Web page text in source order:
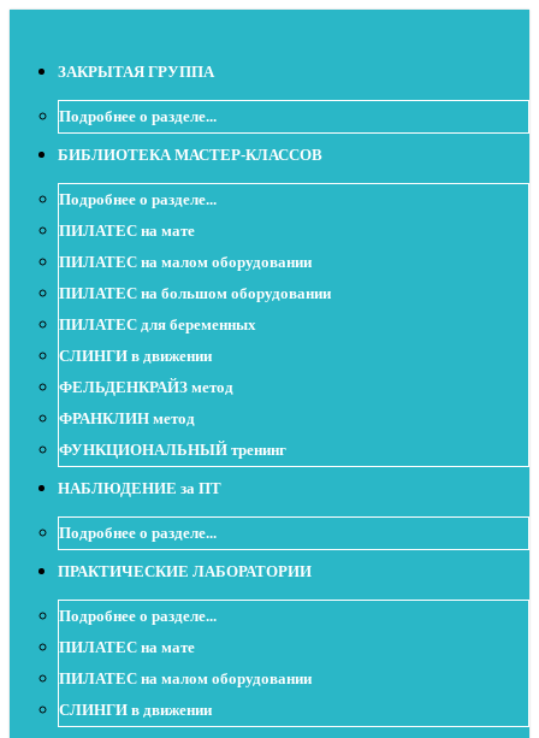
ЗАКРЫТАЯ ГРУППА
Подробнее о разделе...
БИБЛИОТЕКА МАСТЕР-КЛАССОВ
Подробнее о разделе...
ПИЛАТЕС на мате
ПИЛАТЕС на малом оборудовании
ПИЛАТЕС на большом оборудовании
ПИЛАТЕС для беременных
СЛИНГИ в движении
ФЕЛЬДЕНКРАЙЗ метод
ФРАНКЛИН метод
ФУНКЦИОНАЛЬНЫЙ тренинг
НАБЛЮДЕНИЕ за ПТ
Подробнее о разделе...
ПРАКТИЧЕСКИЕ ЛАБОРАТОРИИ
Подробнее о разделе...
ПИЛАТЕС на мате
ПИЛАТЕС на малом оборудовании
СЛИНГИ в движении